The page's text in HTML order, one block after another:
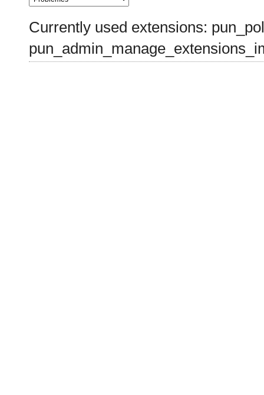
Currently used extensions: